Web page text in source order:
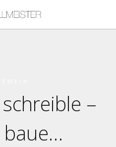
–
baue…